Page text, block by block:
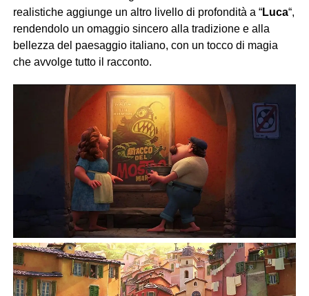
realistiche aggiunge un altro livello di profondità a “Luca“,
rendendolo un omaggio sincero alla tradizione e alla
bellezza del paesaggio italiano, con un tocco di magia
che avvolge tutto il racconto.